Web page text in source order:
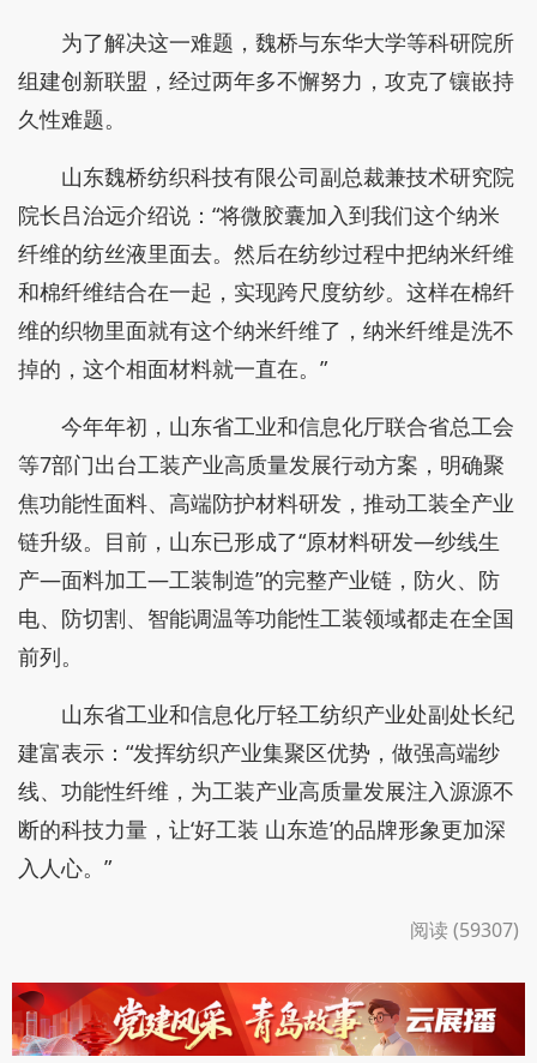
为了解决这一难题，魏桥与东华大学等科研院所
组建创新联盟，经过两年多不懈努力，攻克了镶嵌持
久性难题。
山东魏桥纺织科技有限公司副总裁兼技术研究院
院长吕治远介绍说：“将微胶囊加入到我们这个纳米
纤维的纺丝液里面去。然后在纺纱过程中把纳米纤维
和棉纤维结合在一起，实现跨尺度纺纱。这样在棉纤
维的织物里面就有这个纳米纤维了，纳米纤维是洗不
掉的，这个相面材料就一直在。”
今年年初，山东省工业和信息化厅联合省总工会
等7部门出台工装产业高质量发展行动方案，明确聚
焦功能性面料、高端防护材料研发，推动工装全产业
链升级。目前，山东已形成了“原材料研发—纱线生
产—面料加工—工装制造”的完整产业链，防火、防
电、防切割、智能调温等功能性工装领域都走在全国
前列。
山东省工业和信息化厅轻工纺织产业处副处长纪
建富表示：“发挥纺织产业集聚区优势，做强高端纱
线、功能性纤维，为工装产业高质量发展注入源源不
断的科技力量，让‘好工装 山东造’的品牌形象更加深
入人心。”
阅读 (59307)